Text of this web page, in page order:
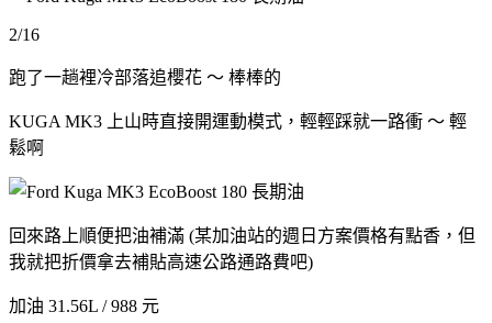
2/16
跑了一趟裡冷部落追櫻花 ～ 棒棒的
KUGA MK3 上山時直接開運動模式，輕輕踩就一路衝 ～ 輕
鬆啊
回來路上順便把油補滿 (某加油站的週日方案價格有點香，但
我就把折價拿去補貼高速公路通路費吧)
加油 31.56L / 988 元